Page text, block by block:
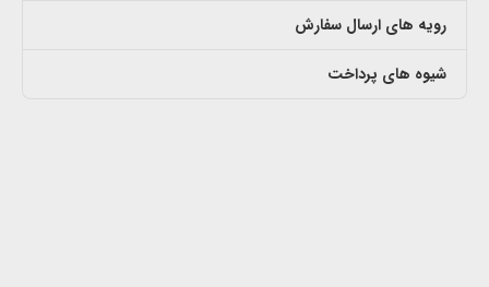
رویه های ارسال سفارش
شیوه های پرداخت